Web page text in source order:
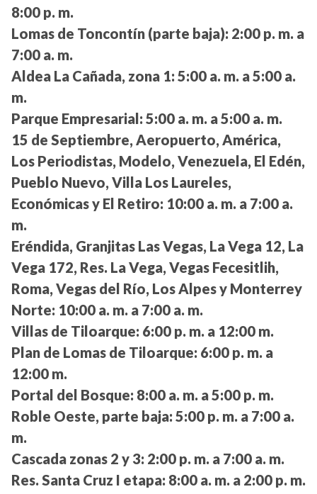
8:00 p. m.
Lomas de Toncontín (parte baja): 2:00 p. m. a
7:00 a. m.
Aldea La Cañada, zona 1: 5:00 a. m. a 5:00 a.
m.
Parque Empresarial: 5:00 a. m. a 5:00 a. m.
15 de Septiembre, Aeropuerto, América,
Los Periodistas, Modelo, Venezuela, El Edén,
Pueblo Nuevo, Villa Los Laureles,
Económicas y El Retiro: 10:00 a. m. a 7:00 a.
m.
Eréndida, Granjitas Las Vegas, La Vega 12, La
Vega 172, Res. La Vega, Vegas Fecesitlih,
Roma, Vegas del Río, Los Alpes y Monterrey
Norte: 10:00 a. m. a 7:00 a. m.
Villas de Tiloarque: 6:00 p. m. a 12:00 m.
Plan de Lomas de Tiloarque: 6:00 p. m. a
12:00 m.
Portal del Bosque: 8:00 a. m. a 5:00 p. m.
Roble Oeste, parte baja: 5:00 p. m. a 7:00 a.
m.
Cascada zonas 2 y 3: 2:00 p. m. a 7:00 a. m.
Res. Santa Cruz I etapa: 8:00 a. m. a 2:00 p. m.